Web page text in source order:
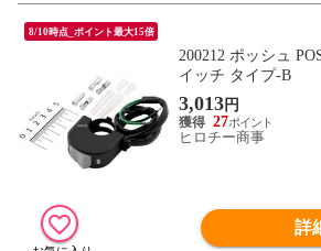
8/10時点_ポイント最大15倍
200212 ポッシュ
イッチ タイプ-B
3,013円
27
ヒロチー商事
詳